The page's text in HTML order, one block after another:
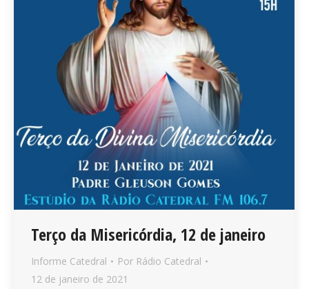
Terço da Misericórdia, 12 de janeiro
Informe Catedral Por Rádio Catedral
12 de janeiro de 2021